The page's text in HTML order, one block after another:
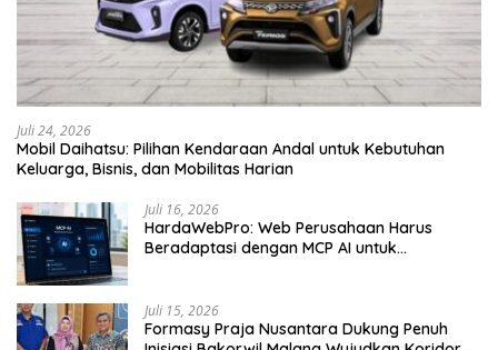
Juli 24, 2026
Mobil Daihatsu: Pilihan Kendaraan Andal untuk Kebutuhan
Keluarga, Bisnis, dan Mobilitas Harian
Juli 16, 2026
HardaWebPro: Web Perusahaan Harus
Beradaptasi dengan MCP AI untuk
Juli 15, 2026
Formasy Praja Nusantara Dukung Penuh